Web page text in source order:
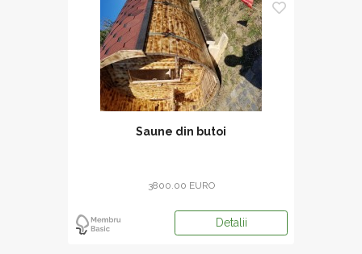
Saune din butoi
3800.00 EURO
Detalii